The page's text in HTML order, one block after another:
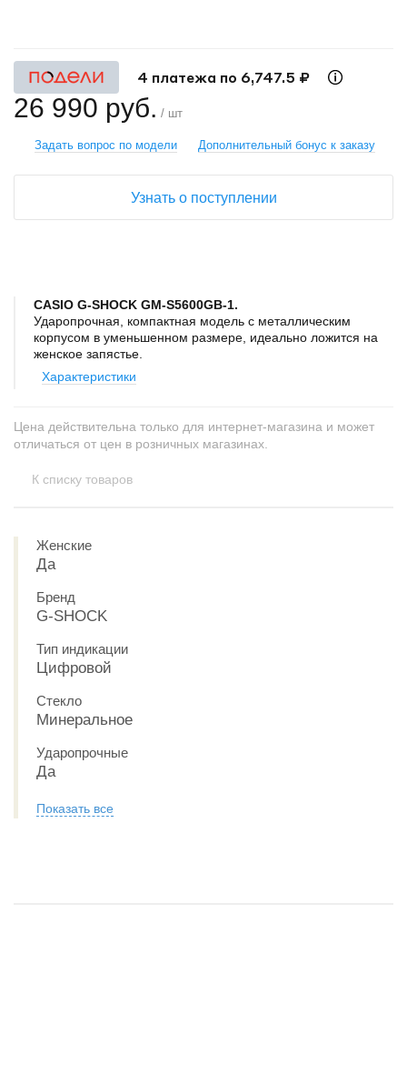
CASIO G-SHOCK GM-S5600GB-1.
Ударопрочная, компактная модель с металлическим
корпусом в уменьшенном размере, идеально ложится на
женское запястье.
Характеристики
4 платежа по 6,747.5 ₽
26 990 руб. / шт
Задать вопрос по модели Дополнительный бонус к заказу
Узнать о поступлении
Цена действительна только для интернет-магазина и может
отличаться от цен в розничных магазинах.
К списку товаров
Женские
Да
Бренд
G-SHOCK
Тип индикации
Цифровой
Стекло
Минеральное
Ударопрочные
Да
Показать все